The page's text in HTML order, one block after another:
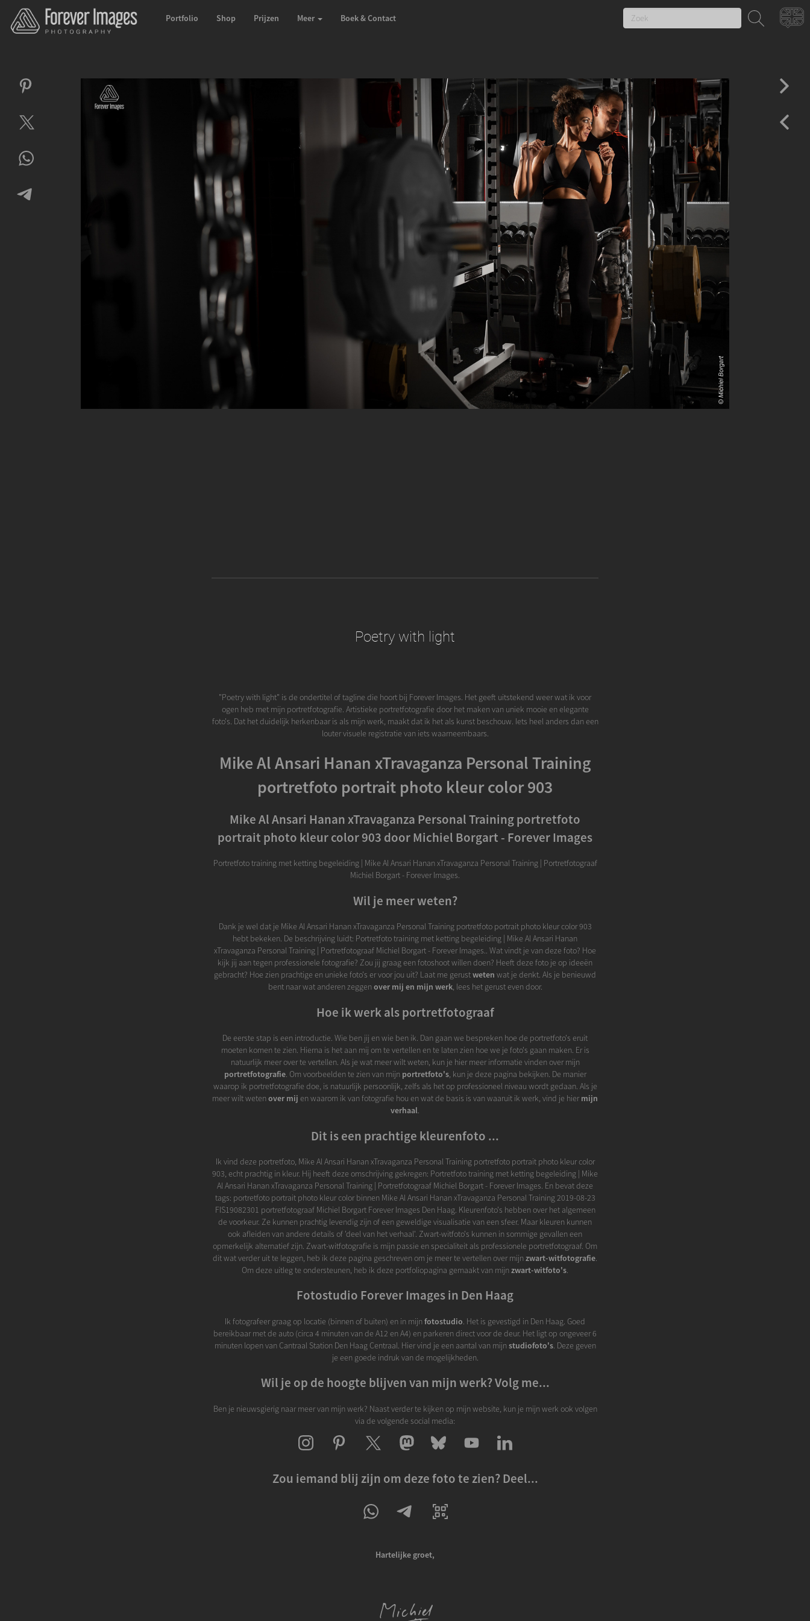
Portfolio Shop Prijzen Meer Boek & Contact
Poetry with light
"Poetry with light" is de ondertitel of tagline die hoort bij Forever Images. Het geeft uitstekend weer wat ik voor
ogen heb met mijn portretfotografie. Artistieke portretfotografie door het maken van uniek mooie en elegante
foto's. Dat het duidelijk herkenbaar is als mijn werk, maakt dat ik het als kunst beschouw. Iets heel anders dan een
louter visuele registratie van iets waarneembaars.
Mike Al Ansari Hanan xTravaganza Personal Training
portretfoto portrait photo kleur color 903
Mike Al Ansari Hanan xTravaganza Personal Training portretfoto
portrait photo kleur color 903 door Michiel Borgart - Forever Images
Portretfoto training met ketting begeleiding | Mike Al Ansari Hanan xTravaganza Personal Training | Portretfotograaf
Michiel Borgart - Forever Images.
Wil je meer weten?
Dank je wel dat je Mike Al Ansari Hanan xTravaganza Personal Training portretfoto portrait photo kleur color 903
hebt bekeken. De beschrijving luidt: Portretfoto training met ketting begeleiding | Mike Al Ansari Hanan
xTravaganza Personal Training | Portretfotograaf Michiel Borgart - Forever Images.. Wat vindt je van deze foto? Hoe
kijk jij aan tegen professionele fotografie? Zou jij graag een fotoshoot willen doen? Heeft deze foto je op ideeën
gebracht? Hoe zien prachtige en unieke foto's er voor jou uit? Laat me gerustweten wat je denkt. Als je benieuwd
bent naar wat anderen zeggenover mij en mijn werk, lees het gerust even door.
Hoe ik werk als portretfotograaf
De eerste stap is een introductie. Wie ben jij en wie ben ik. Dan gaan we bespreken hoe de portretfoto's eruit
moeten komen te zien. Hierna is het aan mij om te vertellen en te laten zien hoe we je foto's gaan maken. Er is
natuurlijk meer over te vertellen. Als je wat meer wilt weten, kun je hier meer informatie vinden over mijn
portretfotografie. Om voorbeelden te zien van mijn portretfoto's, kun je deze pagina bekijken. De manier
waarop ik portretfotografie doe, is natuurlijk persoonlijk, zelfs als het op professioneel niveau wordt gedaan. Als je
meer wilt wetenover mij en waarom ik van fotografie hou en wat de basis is van waaruit ik werk, vind je hiermijn
verhaal.
Dit is een prachtige kleurenfoto ...
Ik vind deze portretfoto, Mike Al Ansari Hanan xTravaganza Personal Training portretfoto portrait photo kleur color
903, echt prachtig in kleur. Hij heeft deze omschrijving gekregen: Portretfoto training met ketting begeleiding | Mike
Al Ansari Hanan xTravaganza Personal Training | Portretfotograaf Michiel Borgart - Forever Images. En bevat deze
tags: portretfoto portrait photo kleur color binnen Mike Al Ansari Hanan xTravaganza Personal Training 2019-08-23
FIS19082301 portretfotograaf Michiel Borgart Forever Images Den Haag. Kleurenfoto's hebben over het algemeen
de voorkeur. Ze kunnen prachtig levendig zijn of een geweldige visualisatie van een sfeer. Maar kleuren kunnen
ook afleiden van andere details of 'deel van het verhaal'. Zwart-witfoto's kunnen in sommige gevallen een
opmerkelijk alternatief zijn. Zwart-witfotografie is mijn passie en specialiteit als professionele portretfotograaf. Om
dit wat verder uit te leggen, heb ik deze pagina geschreven om je meer te vertellen over mijnzwart-witfotografie.
Om deze uitleg te ondersteunen, heb ik deze portfoliopagina gemaakt van mijnzwart-witfoto's.
Fotostudio Forever Images in Den Haag
Ik fotografeer graag op locatie (binnen of buiten) en in mijnfotostudio. Het is gevestigd in Den Haag. Goed
bereikbaar met de auto (circa 4 minuten van de A12 en A4) en parkeren direct voor de deur. Het ligt op ongeveer 6
minuten lopen van Cantraal Station Den Haag Centraal. Hier vind je een aantal van mijnstudiofoto's. Deze geven
je een goede indruk van de mogelijkheden.
Wil je op de hoogte blijven van mijn werk? Volg me...
Ben je nieuwsgierig naar meer van mijn werk? Naast verder te kijken op mijn website, kun je mijn werk ook volgen
via de volgende social media:
Zou iemand blij zijn om deze foto te zien? Deel...
Hartelijke groet,